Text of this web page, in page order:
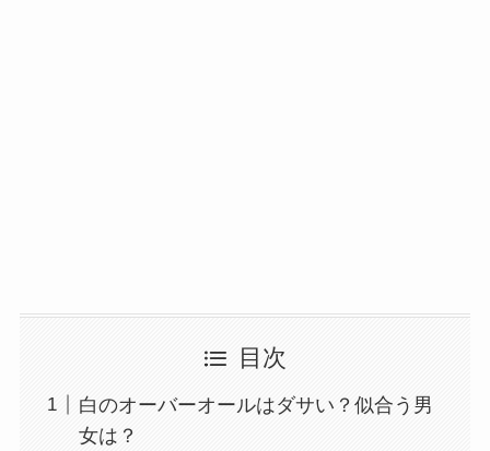
目次
白のオーバーオールはダサい？似合う男
女は？